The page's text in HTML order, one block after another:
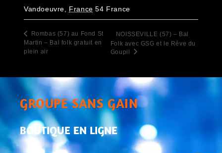
Vandoeuvre
France 54 France
Rombas (57) au Fond St
Martin – Bal folk gratuit en
plein air
NOISSEVILLE (57) – Bal
Folk avec GSG et le Rêve du
Goupil
GROUPE SANS GAIN
BOUTIQUE EN LIGNE